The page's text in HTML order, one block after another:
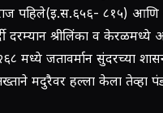
पहिले(इ.स.६५६- ८१५) आणि
दरम्यान श्रीलिंका व केरळमध्ये
मध्ये जतावर्मान सुंदरच्या
मदुरैवर हल्ला केला तेव्हा